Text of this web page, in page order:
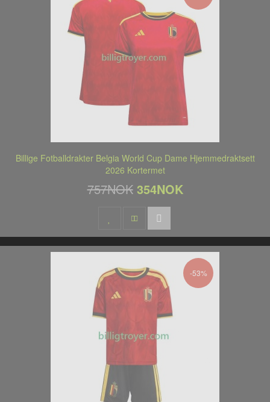
Billige Fotballdrakter Belgia World Cup Dame Hjemmedraktsett
2026 Kortermet
757NOK 354NOK
-53%